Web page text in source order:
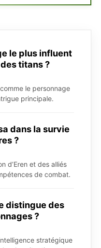
le plus influent
titans ?
le personnage
principale.
dans la survie
?
d’Eren et des alliés
de combat.
distingue des
?
stratégique